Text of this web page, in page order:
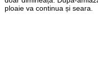
ploaie va continua și seara.